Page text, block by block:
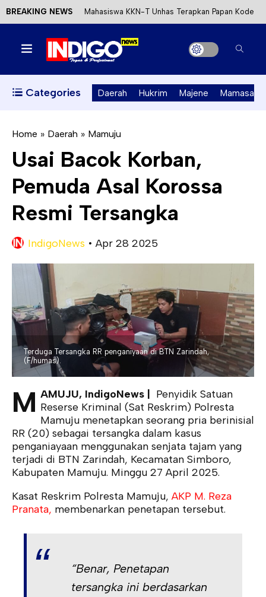
BREAKING NEWS Mahasiswa KKN-T Unhas Terapkan Papan Kode
Etik Wisata di Pantai Lawere Desa Lotang Salo
Satu DPO Pengeroyokan SPBU Tapalang
Ditangkap, Satu Lagi Kabur ke Kalimantan
Perizinan Air Tanah melalui Aplikasi SAPO
Kecewa Kapolresta Absen, APPK Mamuju
Soroti Kejanggalan Kasus Tambang Emas Ilegal
Categories Daerah Hukrim Majene Mamasa
Home » Daerah » Mamuju
Usai Bacok Korban,
Pemuda Asal Korossa
Resmi Tersangka
IndigoNews • Apr 28 2025
Terduga Tersangka RR penganiyaan di BTN Zarindah,
(F/humas).
M AMUJU, IndigoNews |
Penyidik Satuan
Reserse Kriminal (Sat Reskrim) Polresta
Mamuju menetapkan seorang pria berinisial
RR (20) sebagai tersangka dalam kasus
penganiayaan menggunakan senjata tajam yang
terjadi di BTN Zarindah, Kecamatan Simboro,
Kabupaten Mamuju. Minggu 27 April 2025.
Kasat Reskrim Polresta Mamuju, AKP M. Reza
Pranata, membenarkan penetapan tersebut.
“Benar, Penetapan
tersangka ini berdasarkan